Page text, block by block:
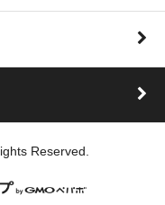
Reserved.